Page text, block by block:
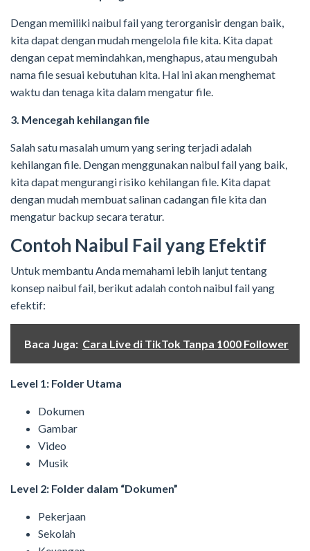
Dengan memiliki naibul fail yang terorganisir dengan baik,
kita dapat dengan mudah mengelola file kita. Kita dapat
dengan cepat memindahkan, menghapus, atau mengubah
nama file sesuai kebutuhan kita. Hal ini akan menghemat
waktu dan tenaga kita dalam mengatur file.
3. Mencegah kehilangan file
Salah satu masalah umum yang sering terjadi adalah
kehilangan file. Dengan menggunakan naibul fail yang baik,
kita dapat mengurangi risiko kehilangan file. Kita dapat
dengan mudah membuat salinan cadangan file kita dan
mengatur backup secara teratur.
Contoh Naibul Fail yang Efektif
Untuk membantu Anda memahami lebih lanjut tentang
konsep naibul fail, berikut adalah contoh naibul fail yang
efektif:
Baca Juga: Cara Live di TikTok Tanpa 1000 Follower
Level 1: Folder Utama
Dokumen
Gambar
Video
Musik
Level 2: Folder dalam “Dokumen”
Pekerjaan
Sekolah